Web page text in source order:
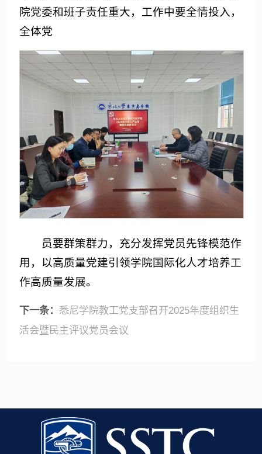
院党委和班子责任重大，工作中要全情投入，
全体党
员要群策群力，充分发挥党员先锋模范作
用，以高质量党建引领学院国际化人才培养工
作高质量发展。
下一条： 悉尼学院教工党支部召开2025年度组织生
活会暨民主评议党员会议